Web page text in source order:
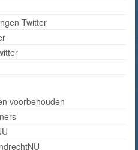
Twitter
voorbehouden